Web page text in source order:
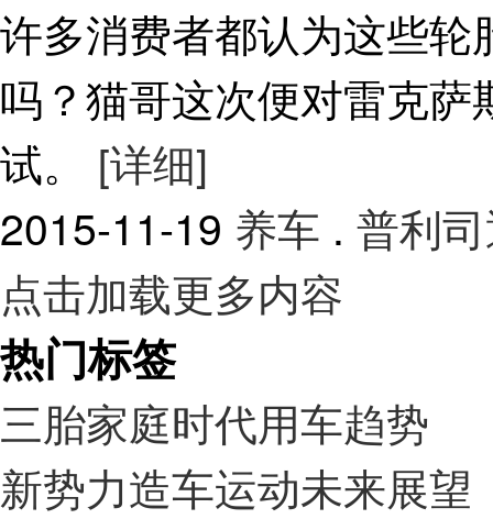
许多消费者都认为这些
吗？猫哥这次便对雷克
试。 [详细]
2015-11-19 养车 . 普利
点击加载更多内容
热门标签
三胎家庭时代用车趋势
新势力造车运动未来展望